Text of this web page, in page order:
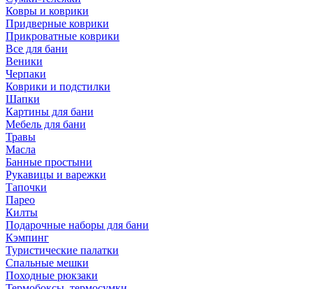
Ковры и коврики
Придверные коврики
Прикроватные коврики
Все для бани
Веники
Черпаки
Коврики и подстилки
Шапки
Картины для бани
Мебель для бани
Травы
Масла
Банные простыни
Рукавицы и варежки
Тапочки
Парео
Килты
Подарочные наборы для бани
Кэмпинг
Туристические палатки
Спальные мешки
Походные рюкзаки